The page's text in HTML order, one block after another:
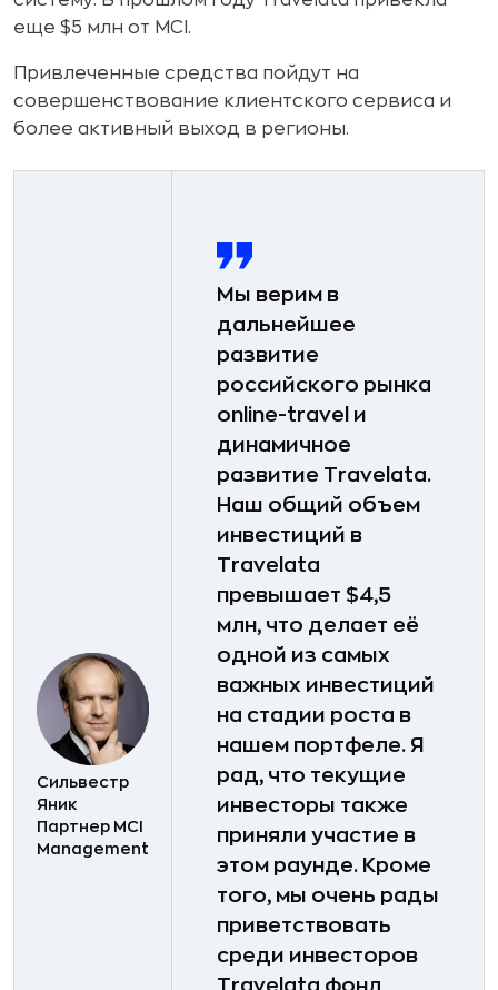
еще $5 млн от MCI.
Привлеченные средства пойдут на
совершенствование клиентского сервиса и
более активный выход в регионы.
Сильвестр
Яник
Партнер MCI
Management
Мы верим в
дальнейшее
развитие
российского рынка
online-travel и
динамичное
развитие Travelata.
Наш общий объем
инвестиций в
Travelata
превышает $4,5
млн, что делает её
одной из самых
важных инвестиций
на стадии роста в
нашем портфеле. Я
рад, что текущие
инвесторы также
приняли участие в
этом раунде. Кроме
того, мы очень рады
приветствовать
среди инвесторов
Travelata фонд